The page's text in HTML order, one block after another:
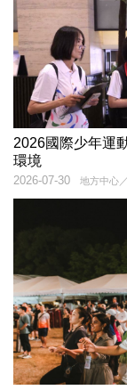
2026國際少年運
環境
地方中心
2026-07-30